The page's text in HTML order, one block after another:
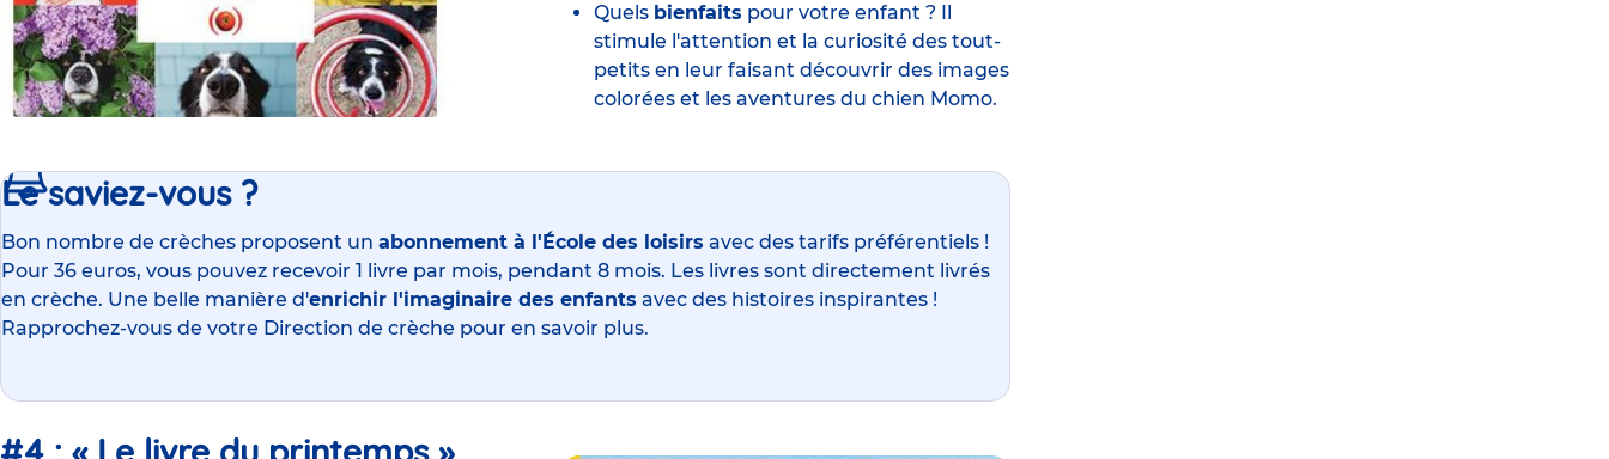
Quels bienfaits pour votre enfant ? Il
stimule l'attention et la curiosité des tout-
petits en leur faisant découvrir des images
colorées et les aventures du chien Momo.
Le saviez-vous ?
Bon nombre de crèches proposent un abonnement à l'École des loisirs avec des tarifs préférentiels !
Pour 36 euros, vous pouvez recevoir 1 livre par mois, pendant 8 mois. Les livres sont directement livrés
en crèche. Une belle manière d'enrichir l'imaginaire des enfants avec des histoires inspirantes !
Rapprochez-vous de votre Direction de crèche pour en savoir plus.